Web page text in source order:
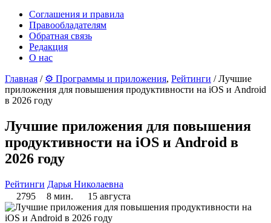
Соглашения и правила
Правообладателям
Обратная связь
Редакция
О нас
Главная / ⚙ Программы и приложения, Рейтинги / Лучшие
приложения для повышения продуктивности на iOS и Android
в 2026 году
Лучшие приложения для повышения
продуктивности на iOS и Android в
2026 году
Рейтинги Дарья Николаевна
2795
8 мин. 15 августа